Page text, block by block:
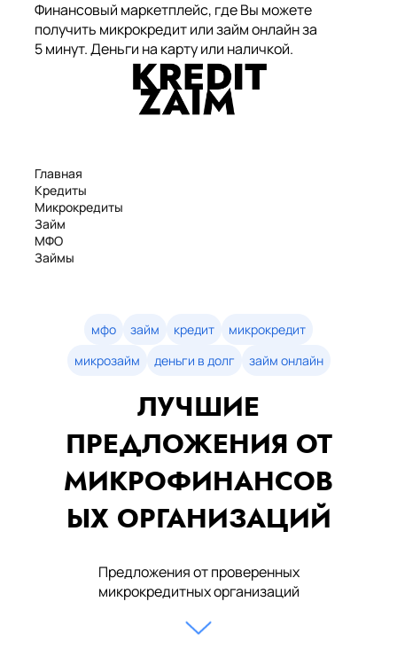
Финансовый маркетплейс, где Вы можете
получить микрокредит или займ онлайн за
5 минут. Деньги на карту или наличкой.
Главная
Кредиты
Микрокредиты
Займ
МФО
Займы
Займы онлайн
Денежные кредиты
мфо займ кредит
микрокредит
микрозайм
деньги в долг займ онлайн
ЛУЧШИЕ
ПРЕДЛОЖЕНИЯ ОТ
МИКРОФИНАНСОВ
ЫХ ОРГАНИЗАЦИЙ
Предложения от проверенных
микрокредитных организаций